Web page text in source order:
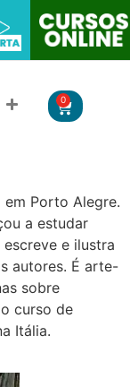
0
em Porto Alegre.
a estudar
e ilustra
autores. É arte-
sobre
curso de
Itália.